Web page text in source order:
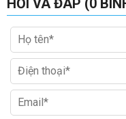
HỎI VÀ ĐÁP (0